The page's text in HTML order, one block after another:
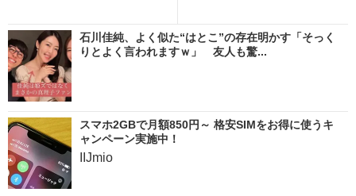
石川佳純、よく似た“はとこ”の存在明かす「そっく
りとよく言われますｗ」 友人も驚...
スマホ2GBで月額850円～ 格安SIMをお得に使うキ
ャンペーン実施中！
IIJmio